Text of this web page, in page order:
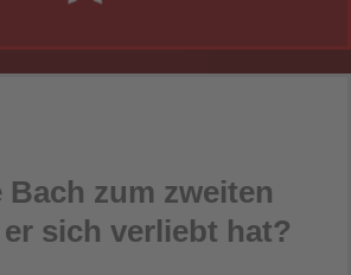
Bach zum zweiten
er sich verliebt hat?